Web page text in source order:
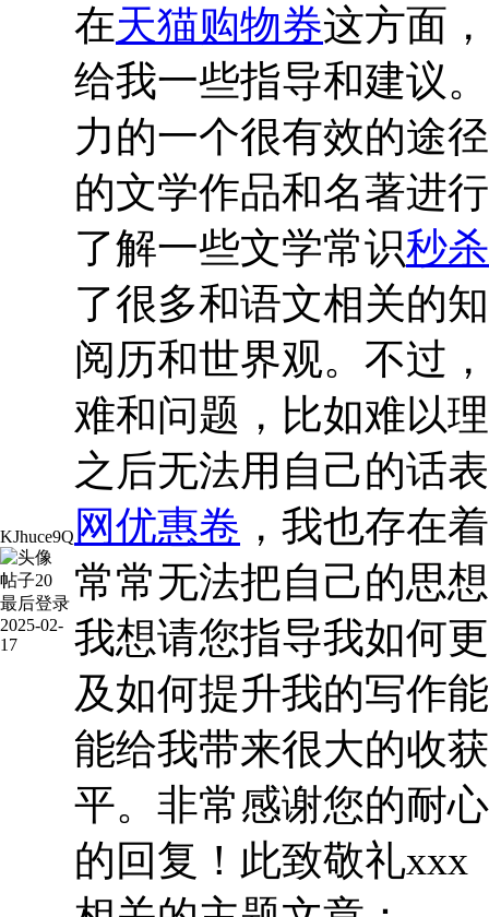
KJhuce9Q
帖子20
最后登录
2025-02-
17
在天猫购物券这方面，
给我一些指导和建议
力的一个很有效的途
的文学作品和名著进
了解一些文学常识秒杀
了很多和语文相关的
阅历和世界观。不过
难和问题，比如难以
之后无法用自己的话
网优惠卷 ，我也存在
常常无法把自己的思
我想请您指导我如何
及如何提升我的写作
能给我带来很大的收
平。非常感谢您的耐
的回复！此致敬礼xxx